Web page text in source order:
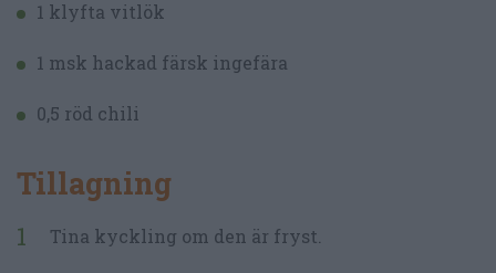
1 klyfta vitlök
1 msk hackad färsk ingefära
0,5 röd chili
Tillagning
Tina kyckling om den är fryst.